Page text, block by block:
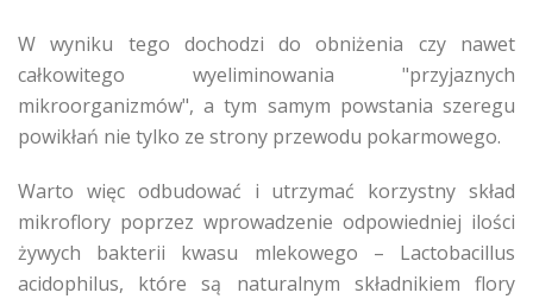
W wyniku tego dochodzi do obniżenia czy nawet
całkowitego wyeliminowania "przyjaznych
mikroorganizmów", a tym samym powstania szeregu
powikłań nie tylko ze strony przewodu pokarmowego.
Warto więc odbudować i utrzymać korzystny skład
mikroflory poprzez wprowadzenie odpowiedniej ilości
żywych bakterii kwasu mlekowego – Lactobacillus
acidophilus, które są naturalnym składnikiem flory